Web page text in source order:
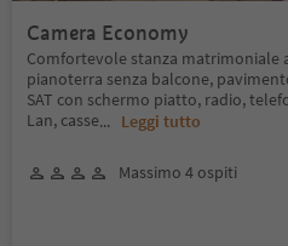
Camera Economy
Comfortevole stanza matrimoniale
pianoterra senza balcone,
SAT con schermo piatto, radio,
Lan, casse... Leggi tutto
Massimo 4 ospiti